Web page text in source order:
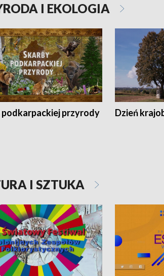
I EKOLOGIA
podkarpackiej przyrody Dzień
I SZTUKA